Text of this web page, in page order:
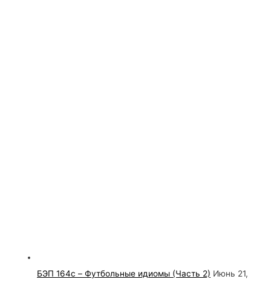
БЭП 164c – Футбольные идиомы (Часть 2) Июнь 21,